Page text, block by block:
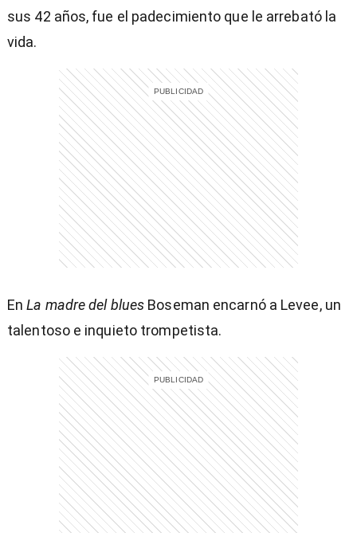
sus 42 años, fue el padecimiento que le arrebató la
vida.
EnLa madre del blues Boseman encarnó a Levee, un
talentoso e inquieto trompetista.